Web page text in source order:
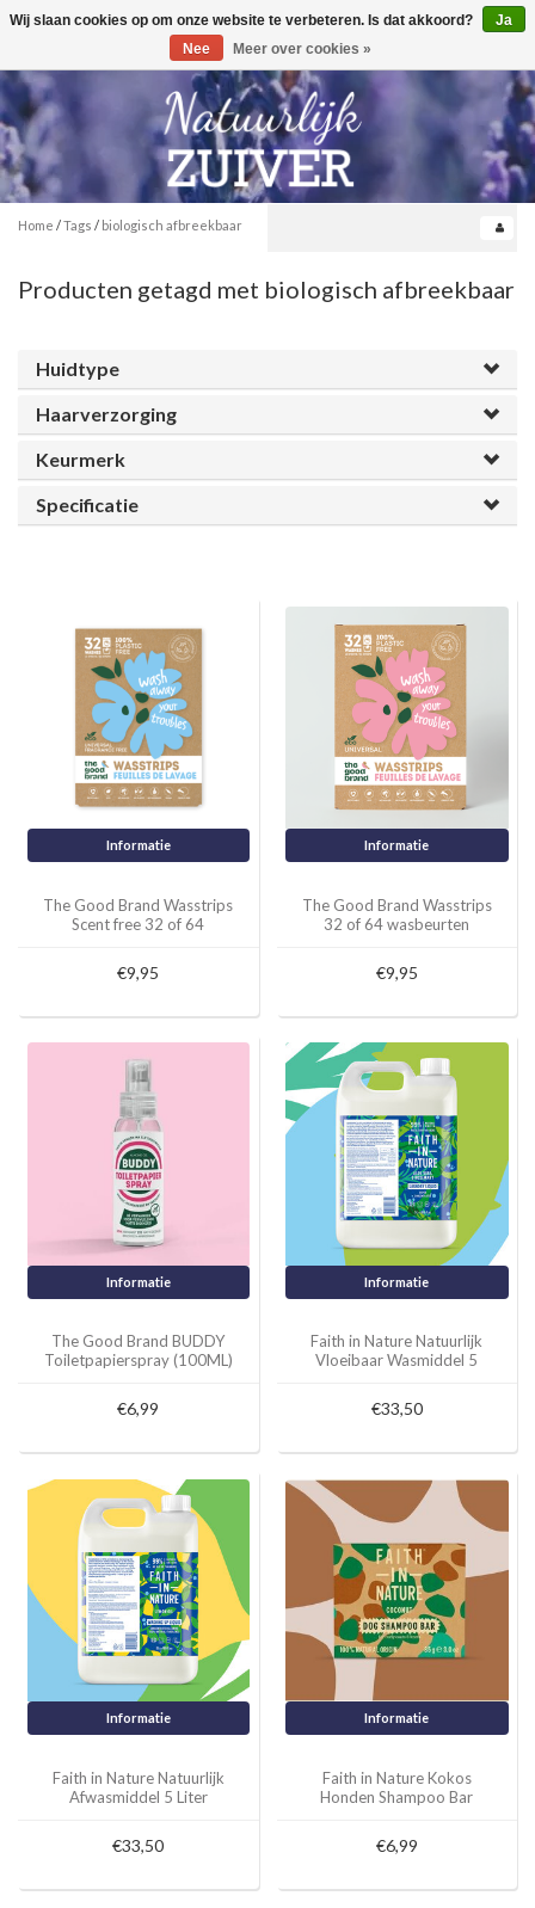
Toggle
0
Home /Tags / biologisch afbreekbaar
Producten getagd met biologisch afbreekbaar
Huidtype
Haarverzorging
Keurmerk
Specificatie
Informatie
The Good Brand Wasstrips
Scent free 32 of 64
€9,95
Informatie
The Good Brand Wasstrips
32 of 64 wasbeurten
€9,95
Informatie
The Good Brand BUDDY
Toiletpapierspray (100ML)
€6,99
Informatie
Faith in Nature Natuurlijk
Vloeibaar Wasmiddel 5
€33,50
Informatie
Faith in Nature Natuurlijk
Afwasmiddel 5 Liter
€33,50
Informatie
Faith in Nature Kokos
Honden Shampoo Bar
€6,99
Wij slaan cookies op om onze website te verbeteren. Is dat akkoord?
Ja
Nee
Meer over cookies »